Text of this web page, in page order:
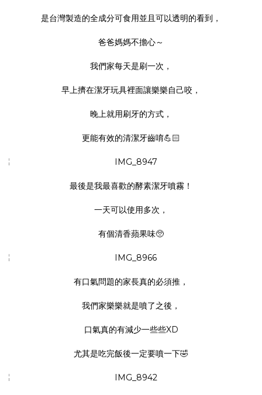
是台灣製造的全成分可食用並且可以透明的看到，
爸爸媽媽不擔心～
我們家每天是刷一次，
早上擠在潔牙玩具裡面讓樂樂自己咬，
晚上就用刷牙的方式，
更能有效的清潔牙齒唷💪🏻
最後是我最喜歡的酵素潔牙噴霧 ！
一天可以使用多次，
有個清香蘋果味🥺
有口氣問題的家長真的必須推，
我們家樂樂就是噴了之後，
口氣真的有減少一些些XD
尤其是吃完飯後一定要噴一下🤣